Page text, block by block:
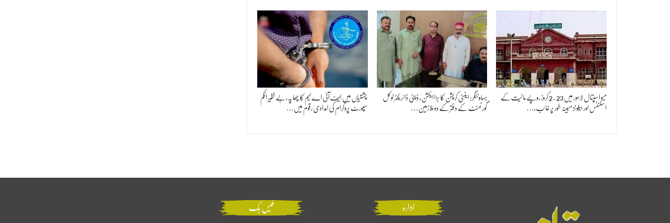
میو اسپتال لاہور میں 2.23 کروڑ روپے مالیت کے
اسٹنٹس اور بیلونز مبینہ طور پر غائب،…
بہاولنگر: اینٹی کرپشن کا بڑا ایکشن، ڈپٹی ڈائریکٹر لوکل
گورنمنٹ کے دفتر کے دو ملازمین…
چشتیاں میں ایف آئی اے ٹیم کا چھاپہ،بے نظیر انکم
سپورٹ پروگرام کی امدادی رقوم میں…
ادارہ فیس بک